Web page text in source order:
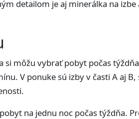
detailom je aj minerálka na
si môžu vybrať pobyt počas
V ponuke sú izby v časti A aj
na jednu noc počas týždňa.